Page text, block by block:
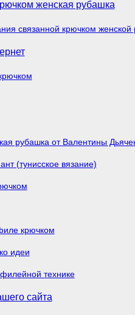
женская рубашка
связанной крючком женской
рубашка от Валентины
(тунисское вязание)
крючком
идеи
технике
сайта